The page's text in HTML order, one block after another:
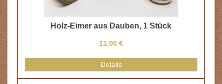
Holz-Eimer aus Dauben, 1 Stück
11,00 €
Details